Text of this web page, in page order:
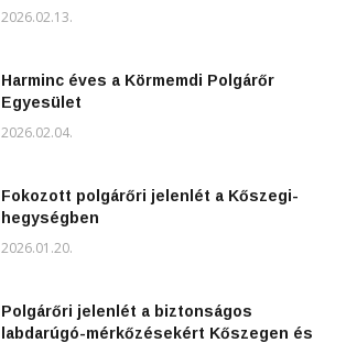
2026.02.13.
Harminc éves a Körmemdi Polgárőr
Egyesület
2026.02.04.
Fokozott polgárőri jelenlét a Kőszegi-
hegységben
2026.01.20.
Polgárőri jelenlét a biztonságos
labdarúgó-mérkőzésekért Kőszegen és